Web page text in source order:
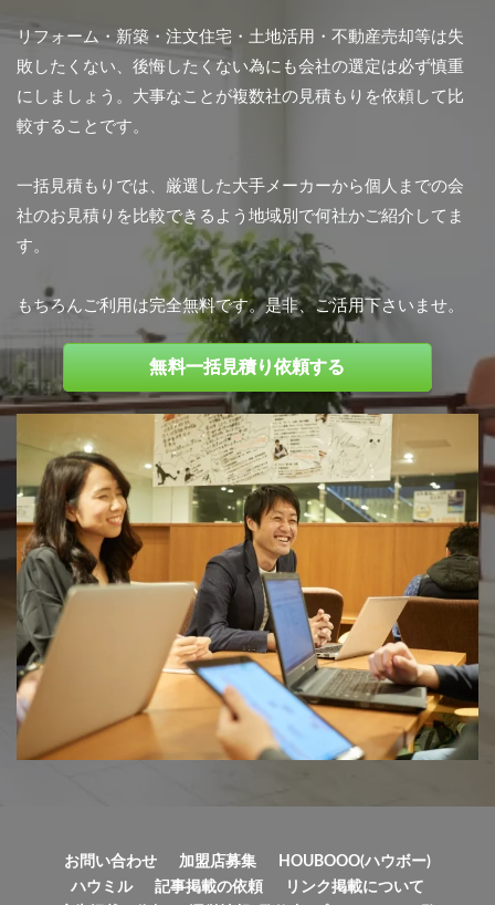
リフォーム・新築・注文住宅・土地活用・不動産売却等は失
敗したくない、後悔したくない為にも会社の選定は必ず慎重
にしましょう。大事なことが複数社の見積もりを依頼して比
較することです。
一括見積もりでは、厳選した大手メーカーから個人までの会
社のお見積りを比較できるよう地域別で何社かご紹介してま
す。
もちろんご利用は完全無料です。是非、ご活用下さいませ。
無料一括見積り依頼する
お問い合わせ 加盟店募集
HOUBOOO(ハウボー)
ハウミル
記事掲載の依頼 リンク掲載について